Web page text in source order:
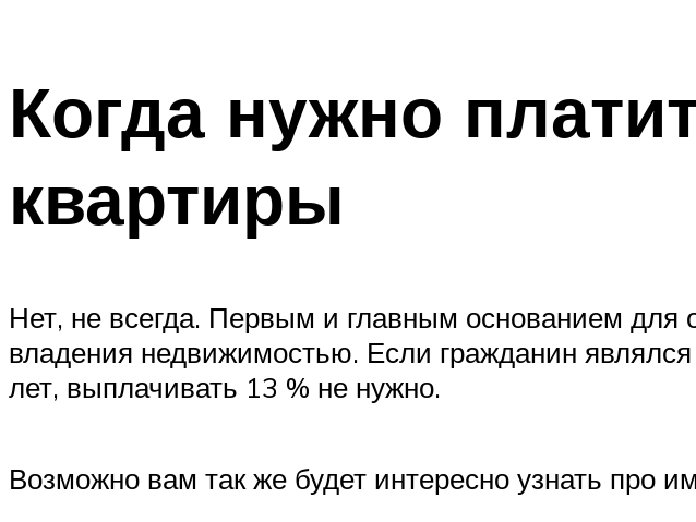
Когда нужно
квартиры
Нет, не всегда. Первым и главным основанием для
владения недвижимостью. Если гражданин
лет, выплачивать 13 % не нужно.
Возможно вам так же будет интересно узнать про